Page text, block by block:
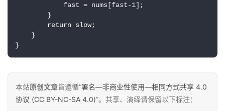
行
业
动
态
            fast = nums[fast-1];
        }
        return slow;
    }
}
本站原创文章皆遵循“署名—非商业性使用—相同方式共享 4.0
协议 (CC BY-NC-SA 4.0)”。共享、演绎请保留以下标注：